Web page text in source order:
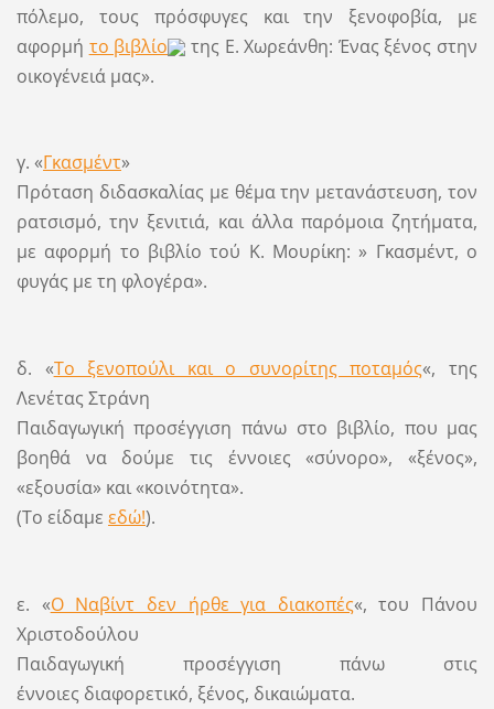
πόλεμο, τους πρόσφυγες και την ξενοφοβία, με
αφορμή το βιβλίο
της Ε. Χωρεάνθη: Ένας ξένος στην
οικογένειά μας».
γ. «Γκασμέντ»
Πρόταση διδασκαλίας με θέμα την μετανάστευση, τον
ρατσισμό, την ξενιτιά, και άλλα παρόμοια ζητήματα,
με αφορμή το βιβλίο τού Κ. Μουρίκη: » Γκασμέντ, ο
φυγάς με τη φλογέρα».
δ. «Το ξενοπούλι και ο συνορίτης ποταμός«, της
Λενέτας Στράνη
Παιδαγωγική προσέγγιση πάνω στο βιβλίο, που μας
βοηθά να δούμε τις έννοιες «σύνορο», «ξένος»,
«εξουσία» και «κοινότητα».
(Το είδαμε εδώ!).
ε. «Ο Ναβίντ δεν ήρθε για διακοπές«, του Πάνου
Χριστοδούλου
Παιδαγωγική προσέγγιση πάνω στις
έννοιες διαφορετικό, ξένος, δικαιώματα.